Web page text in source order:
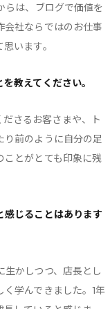
らは、ブログで価値を
会社ならではのお仕事
います。
教えてください。
さるお客さまや、ト
り前のように自分の足
ことがとても印象に残
感じることはあります
かしつつ、店長とし
学んできました。1年